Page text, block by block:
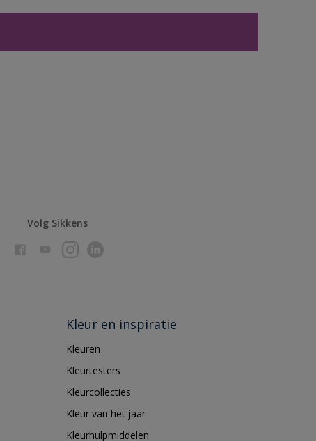
Volg Sikkens
Kleur en inspiratie
Kleuren
Kleurtesters
Kleurcollecties
Kleur van het jaar
Kleurhulpmiddelen